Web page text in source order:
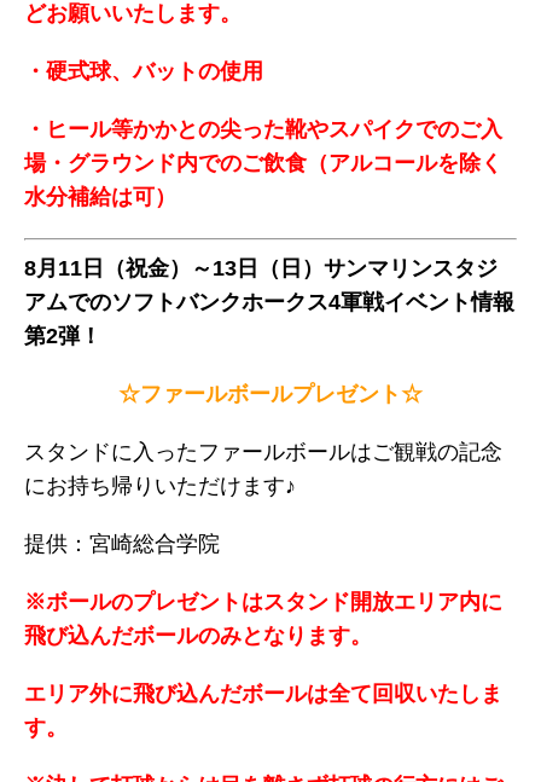
どお願いいたします。
・硬式球、バットの使用
・ヒール等かかとの尖った靴やスパイクでのご入
場・グラウンド内でのご飲食（アルコールを除く
水分補給は可）
8月11日（祝金）～13日（日）サンマリンスタジ
アムでのソフトバンクホークス4軍戦イベント情報
第2弾！
☆ファールボールプレゼント☆
スタンドに入ったファールボールはご観戦の記念
にお持ち帰りいただけます♪
提供：宮崎総合学院
※ボールのプレゼントはスタンド開放エリア内に
飛び込んだボールのみとなります。
エリア外に飛び込んだボールは全て回収いたしま
す。